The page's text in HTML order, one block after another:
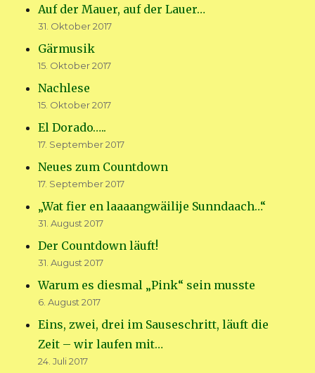
Auf der Mauer, auf der Lauer…
31. Oktober 2017
Gärmusik
15. Oktober 2017
Nachlese
15. Oktober 2017
El Dorado…..
17. September 2017
Neues zum Countdown
17. September 2017
„Wat fier en laaaangwäilije Sunndaach…“
31. August 2017
Der Countdown läuft!
31. August 2017
Warum es diesmal „Pink“ sein musste
6. August 2017
Eins, zwei, drei im Sauseschritt, läuft die
Zeit – wir laufen mit…
24. Juli 2017